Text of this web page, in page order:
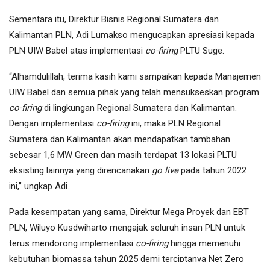
Sementara itu, Direktur Bisnis Regional Sumatera dan
Kalimantan PLN, Adi Lumakso mengucapkan apresiasi kepada
PLN UIW Babel atas implementasi co-firingPLTU Suge.
“Alhamdulillah, terima kasih kami sampaikan kepada Manajemen
UIW Babel dan semua pihak yang telah mensukseskan program
co-firingdi lingkungan Regional Sumatera dan Kalimantan.
Dengan implementasi co-firingini, maka PLN Regional
Sumatera dan Kalimantan akan mendapatkan tambahan
sebesar 1,6 MW Green dan masih terdapat 13 lokasi PLTU
eksisting lainnya yang direncanakan go livepada tahun 2022
ini,” ungkap Adi.
Pada kesempatan yang sama, Direktur Mega Proyek dan EBT
PLN, Wiluyo Kusdwiharto mengajak seluruh insan PLN untuk
terus mendorong implementasi co-firinghingga memenuhi
kebutuhan biomassa tahun 2025 demi terciptanya Net Zero